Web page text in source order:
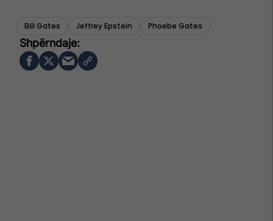
Bill Gates Jeffrey Epstein Phoebe Gates